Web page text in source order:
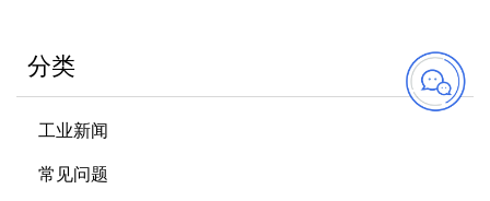
分类
工业新闻
常见问题